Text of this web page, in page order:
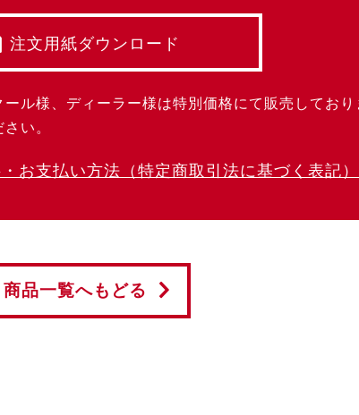
注文用紙ダウンロード
ル様、ディーラー様は特別価格にて販売しており
い。
お支払い方法 （特定商取引法に基づく表記）
商品一覧へもどる